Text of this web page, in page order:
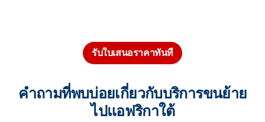
รับใบเสนอราคาทันที
คำถามที่พบบ่อยเกี่ยวกับบริการขนย้าย
ไปแอฟริกาใต้